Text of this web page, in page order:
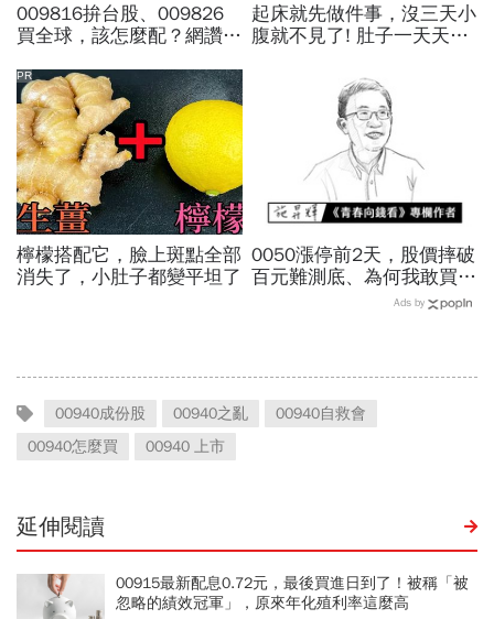
009816拚台股、009826
買全球，該怎麼配？網讚
海老牛說，這種人不適合
買？
起床就先做件事，沒三天小
腹就不見了! 肚子一天天變
檸檬搭配它，臉上斑點全部
消失了，小肚子都變平坦了
PR
0050漲停前2天，股價摔破
百元難測底、為何我敢買下
去？施昇輝：「切豬肉」和
Ads by
00940成份股 00940之亂
00940自救會
00940怎麼買
00940 上市
延伸閱讀
00915最新配息0.72元，最後買進日到了！被稱「被
忽略的績效冠軍」，原來年化殖利率這麼高